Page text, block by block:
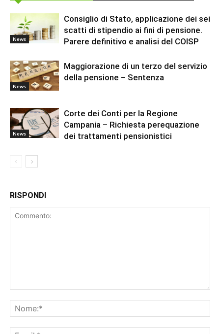
News
Consiglio di Stato, applicazione dei sei
scatti di stipendio ai fini di pensione.
Parere definitivo e analisi del COISP
News
Maggiorazione di un terzo del servizio
della pensione – Sentenza
News
Corte dei Conti per la Regione
Campania – Richiesta perequazione
dei trattamenti pensionistici
RISPONDI